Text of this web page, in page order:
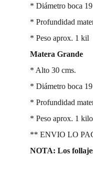
* Diámetro boca
* Profundidad
* Peso aprox. 1 kil
Matera Grande
* Alto 30 cms.
* Diámetro boca
* Profundidad
* Peso aprox. 1 kilo
** ENVIO LO
NOTA: Los